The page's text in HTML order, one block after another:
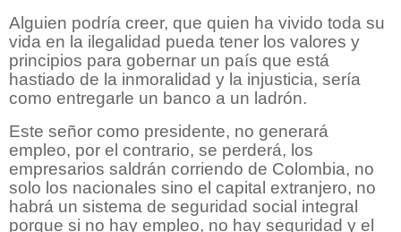
Alguien podría creer, que quien ha vivido toda su
vida en la ilegalidad pueda tener los valores y
principios para gobernar un país que está
hastiado de la inmoralidad y la injusticia, sería
como entregarle un banco a un ladrón.
Este señor como presidente, no generará
empleo, por el contrario, se perderá, los
empresarios saldrán corriendo de Colombia, no
solo los nacionales sino el capital extranjero, no
habrá un sistema de seguridad social integral
porque si no hay empleo, no hay seguridad y el